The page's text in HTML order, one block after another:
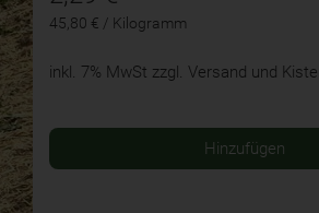
45,80 € / Kilogramm
inkl. 7% MwSt zzgl. Versand und
Hinzufügen